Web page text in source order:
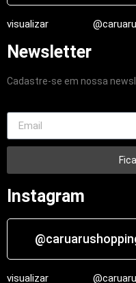
visualizar
Newsletter
Cadastre-se em nossa
Instagram
visualizar